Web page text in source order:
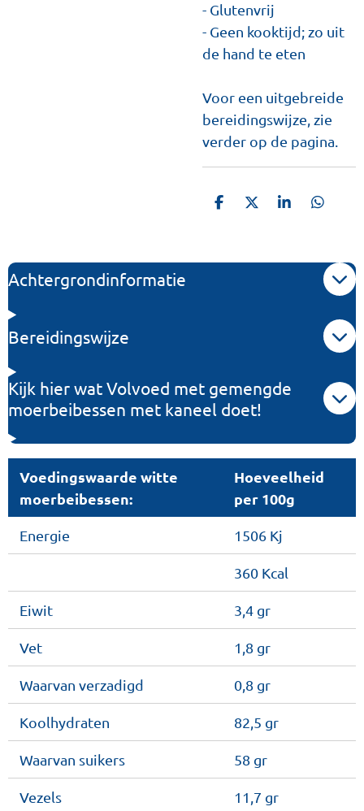
- Glutenvrij
- Geen kooktijd; zo uit
de hand te eten
Voor een uitgebreide
bereidingswijze, zie
verder op de pagina.
D
n
D
S
e
D
n
Achtergrondinformatie
Bereidingswijze
Kijk hier wat Volvoed met gemengde
moerbeibessen met kaneel doet!
Voedingswaarde witte
moerbeibessen:
Hoeveelheid
per 100g
Energie 1506 Kj
360 Kcal
Eiwit 3,4 gr
Vet 1,8 gr
Waarvan verzadigd 0,8 gr
Koolhydraten 82,5 gr
Waarvan suikers 58 gr
Vezels 11,7 gr